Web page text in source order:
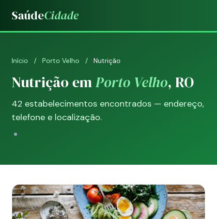
SaúdeCidade
Início / Porto Velho / Nutrição
Nutrição emPorto Velho, RO
42 estabelecimentos encontrados — endereço,
telefone e localização.